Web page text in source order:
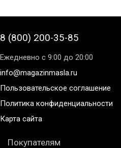
8 (800) 200-35-85
Ежедневно с 9:00 до 20:00
info@magazinmasla.ru
Пользовательское соглашение
Политика конфиденциальности
Карта сайта
Покупателям